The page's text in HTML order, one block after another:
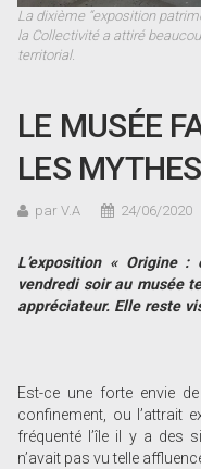
La dixième “exposition
la Collectivité a attiré
territorial.
LE MUSÉE
LES
par V.A 24/06/2020
L’exposition « Origine
vendredi soir au musée
appréciateur. Elle reste
Est-ce une forte envie
confinement, ou l’attrait
fréquenté l’île il y a des
n’avait pas vu telle